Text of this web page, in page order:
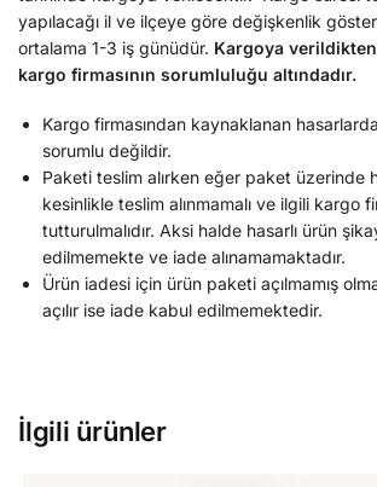
yapılacağı il ve ilçeye göre değişkenlik
ortalama 1-3 iş günüdür. Kargoya
kargo firmasının sorumluluğu altındadır.
Kargo firmasından kaynaklanan
sorumlu değildir.
Paketi teslim alırken eğer paket üzerinde
kesinlikle teslim alınmamalı ve ilgili kargo
tutturulmalıdır. Aksi halde hasarlı ürün
edilmemekte ve iade alınamamaktadır.
Ürün iadesi için ürün paketi açılmamış
açılır ise iade kabul edilmemektedir.
İlgili ürünler